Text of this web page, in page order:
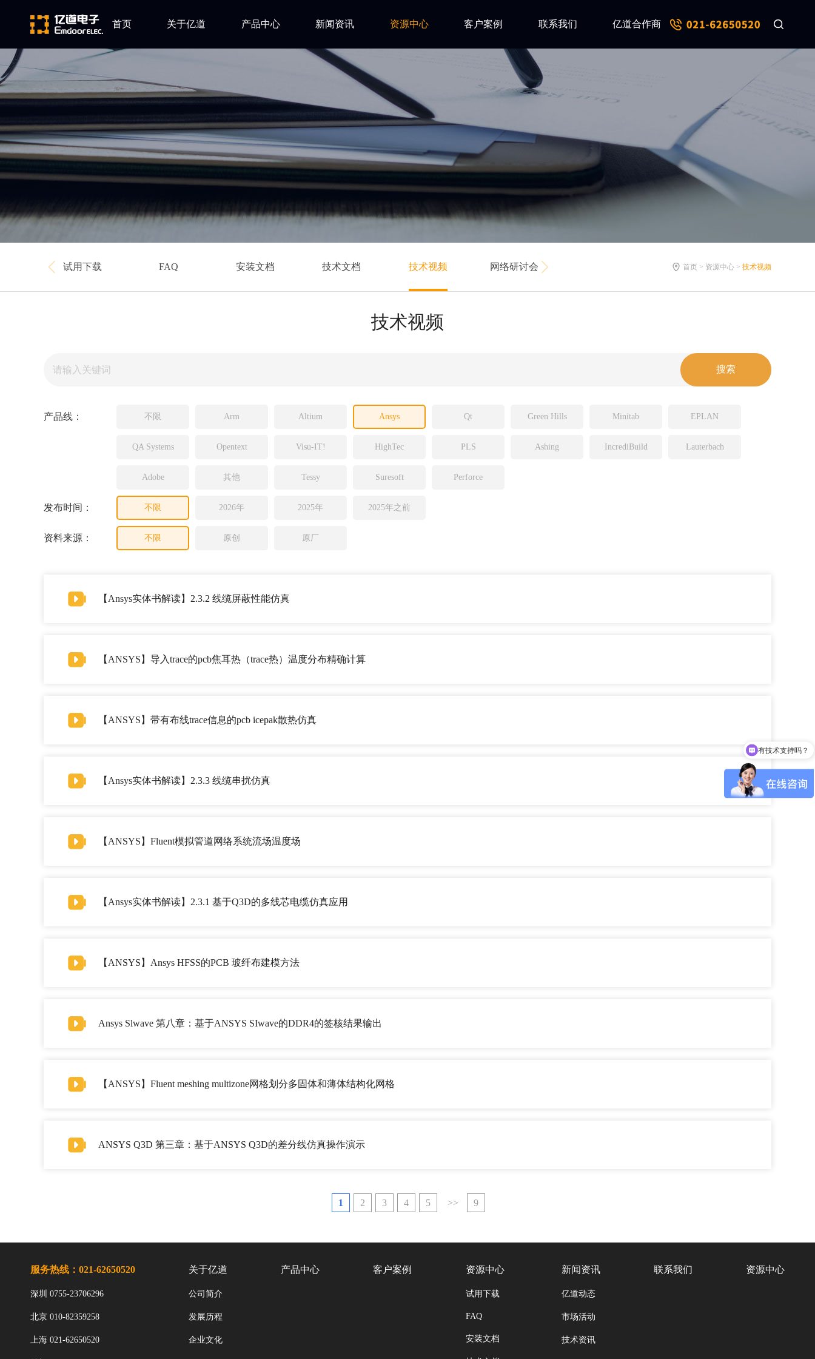
首页 关于亿道
企业文化
产品中心
Ansys
Qt
Green Hills
Minitab
Visu-IT
Source Insight
Incredibuild
新闻资讯
亿道动态
市场活动
资源中心
安装文档
技术文档
网络研讨会
客户案例 联系我们 亿道合作商
试用下载 FAQ 安装文档 技术文档 技术视频 网络研讨会 首页 > 资源中心 > 技术视频
技术视频
产品线： 不限 Arm Altium Ansys Qt Green Hills Minitab EPLAN
QA Systems Opentext Visu-IT! HighTec PLS Ashing IncrediBuild Lauterbach
Adobe 其他 Tessy Suresoft Perforce
发布时间： 不限 2026年 2025年 2025年之前
资料来源： 不限 原创 原厂
【Ansys实体书解读】2.3.2 线缆屏蔽性能仿真
【ANSYS】导入trace的pcb焦耳热（trace热）温度分布精确计算
【ANSYS】带有布线trace信息的pcb icepak散热仿真
【Ansys实体书解读】2.3.3 线缆串扰仿真
【ANSYS】Fluent模拟管道网络系统流场温度场
【Ansys实体书解读】2.3.1 基于Q3D的多线芯电缆仿真应用
【ANSYS】Ansys HFSS的PCB 玻纤布建模方法
Ansys Slwave 第八章：基于ANSYS SIwave的DDR4的签核结果输出
【ANSYS】Fluent meshing multizone网格划分多固体和薄体结构化网格
ANSYS Q3D 第三章：基于ANSYS Q3D的差分线仿真操作演示
1 2 3 4 5 >> 9
服务热线：021-62650520
深圳 0755-23706296
北京 010-82359258
上海 021-62650520
关于亿道
公司简介
发展历程
企业文化
产品中心 客户案例 资源中心
试用下载
FAQ
安装文档
新闻资讯
亿道动态
市场活动
技术资讯
联系我们 资源中心
可以介绍下你们的产品么